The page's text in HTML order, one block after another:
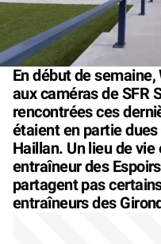
En début de
aux caméras de SFR
rencontrées ces
étaient en partie
Haillan. Un lieu de
entraîneur des
partagent pas
entraîneurs des